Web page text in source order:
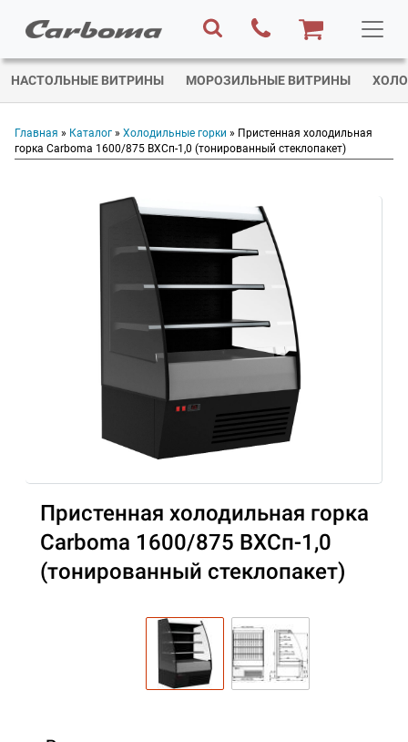
НАСТОЛЬНЫЕ ВИТРИНЫ МОРОЗИЛЬНЫЕ ВИТРИНЫ
Главная » Каталог » Холодильные горки » Пристенная холодильная
горка Carboma 1600/875 ВХСп-1,0 (тонированный cтеклопакет)
Пристенная холодильная горка
Carboma 1600/875 ВХСп-1,0
(тонированный cтеклопакет)